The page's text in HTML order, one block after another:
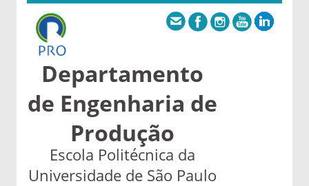
Departamento
de Engenharia de
Produção
Escola Politécnica da
Universidade de São Paulo